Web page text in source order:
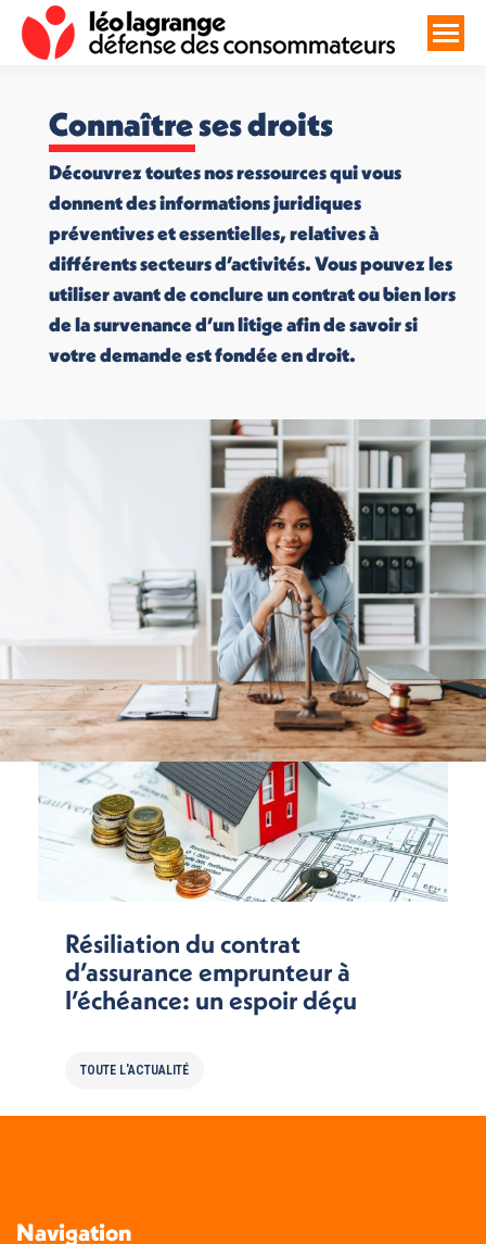
Connaître ses droits
Découvrez toutes nos ressources qui vous
donnent des informations juridiques
préventives et essentielles, relatives à
différents secteurs d’activités. Vous pouvez les
utiliser avant de conclure un contrat ou bien lors
de la survenance d’un litige afin de savoir si
votre demande est fondée en droit.
Résiliation du contrat
d’assurance emprunteur à
l’échéance: un espoir déçu
TOUTE L'ACTUALITÉ
Navigation